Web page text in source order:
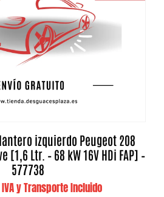
izquierdo Peugeot 208
[1,6 Ltr. – 68 kW 16V HDi FAP] –
577738
IVA y Transporte Incluido